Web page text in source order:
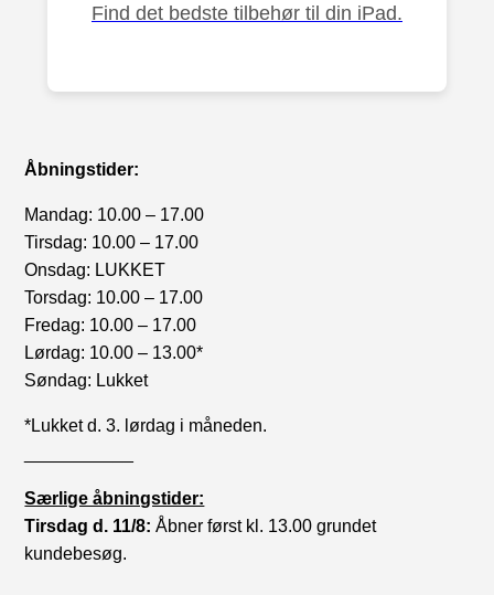
Find det bedste tilbehør til din iPad.
Åbningstider:
Mandag: 10.00 – 17.00
Tirsdag: 10.00 – 17.00
Onsdag: LUKKET
Torsdag: 10.00 – 17.00
Fredag: 10.00 – 17.00
Lørdag: 10.00 – 13.00*
Søndag: Lukket
*Lukket d. 3. lørdag i måneden.
Særlige åbningstider:
Tirsdag d. 11/8: Åbner først kl. 13.00 grundet
kundebesøg.